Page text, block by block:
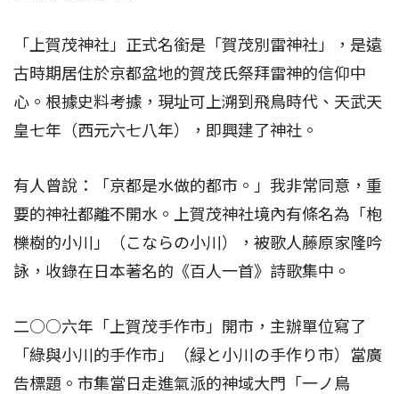
「上賀茂神社」正式名銜是「賀茂別雷神社」，是遠
古時期居住於京都盆地的賀茂氏祭拜雷神的信仰中
心。根據史料考據，現址可上溯到飛鳥時代、天武天
皇七年（西元六七八年），即興建了神社。
有人曾說：「京都是水做的都市。」我非常同意，重
要的神社都離不開水。上賀茂神社境內有條名為「枹
櫟樹的小川」（こならの小川），被歌人藤原家隆吟
詠，收錄在日本著名的《百人一首》詩歌集中。
二○○六年「上賀茂手作市」開市，主辦單位寫了
「綠與小川的手作市」（緑と小川の手作り市）當廣
告標題。市集當日走進氣派的神域大門「一ノ鳥